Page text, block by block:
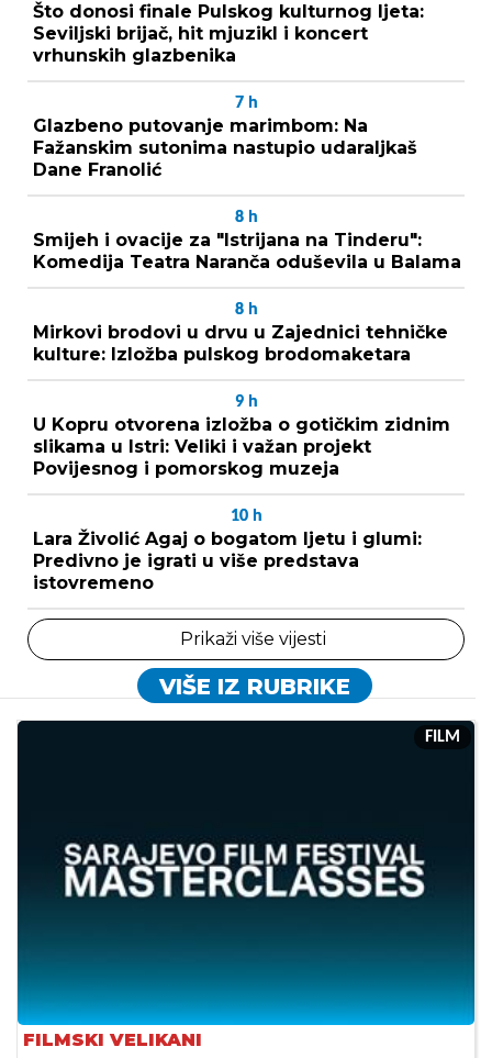
Što donosi finale Pulskog kulturnog ljeta:
Seviljski brijač, hit mjuzikl i koncert
vrhunskih glazbenika
7 h
Glazbeno putovanje marimbom: Na
Fažanskim sutonima nastupio udaraljkaš
Dane Franolić
8 h
Smijeh i ovacije za "Istrijana na Tinderu":
Komedija Teatra Naranča oduševila u Balama
8 h
Mirkovi brodovi u drvu u Zajednici tehničke
kulture: Izložba pulskog brodomaketara
9 h
U Kopru otvorena izložba o gotičkim zidnim
slikama u Istri: Veliki i važan projekt
Povijesnog i pomorskog muzeja
10 h
Lara Živolić Agaj o bogatom ljetu i glumi:
Predivno je igrati u više predstava
istovremeno
Prikaži više vijesti
VIŠE IZ RUBRIKE
FILM
FILMSKI VELIKANI